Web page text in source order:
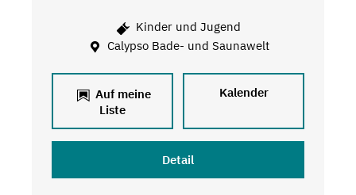
Kinder und Jugend
Calypso Bade- und Saunawelt
Auf meine
Liste
Kalender
Detail